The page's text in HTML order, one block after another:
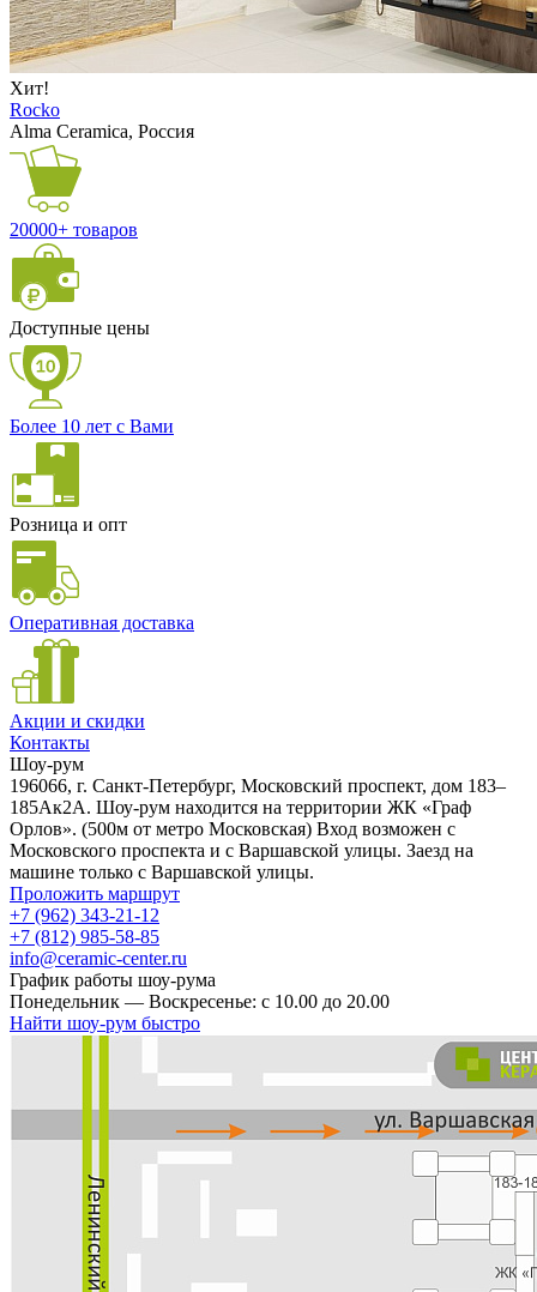
Хит!
Rocko
Alma Ceramica, Россия
20000+ товаров
Доступные цены
Более 10 лет с Вами
Розница и опт
Оперативная доставка
Акции и скидки
Контакты
Шоу-рум
196066, г. Санкт-Петербург, Московский проспект, дом 183–
185Ак2А. Шоу-рум находится на территории ЖК «Граф
Орлов». (500м от метро Московская) Вход возможен с
Московского проспекта и с Варшавской улицы. Заезд на
машине только с Варшавской улицы.
Проложить маршрут
+7 (962) 343-21-12
+7 (812) 985-58-85
info@ceramic-center.ru
График работы шоу-рума
Понедельник — Воскресенье: с 10.00 до 20.00
Найти шоу-рум быстро